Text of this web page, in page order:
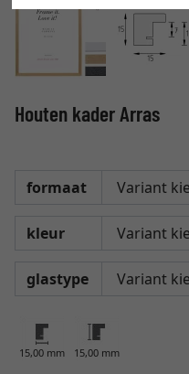
Houten kader Arras
formaat
kleur
glastype
15,00 mm 15,00 mm